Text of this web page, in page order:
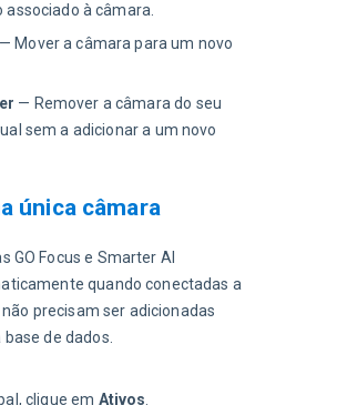
associado à câmara.
— Mover a câmara para um novo
— Remover a câmara do seu
sem a adicionar a um novo
única câmara
GO Focus e Smarter AI
quando conectadas a
precisam ser adicionadas
de dados.
clique em Ativos